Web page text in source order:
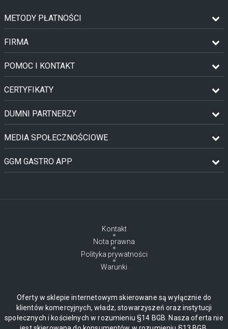
METODY PŁATNOŚCI
FIRMA
POMOC I KONTAKT
CERTYFIKATY
DUMNI PARTNERZY
MEDIA SPOŁECZNOŚCIOWE
GGM GASTRO APP
Kontakt
Nota prawna
Polityka prywatności
Warunki
Oferty w sklepie internetowym skierowane są wyłącznie do
klientów komercyjnych, władz, stowarzyszeń oraz instytucji
społecznych i kościelnych w rozumieniu §14 BGB. Nasza oferta nie